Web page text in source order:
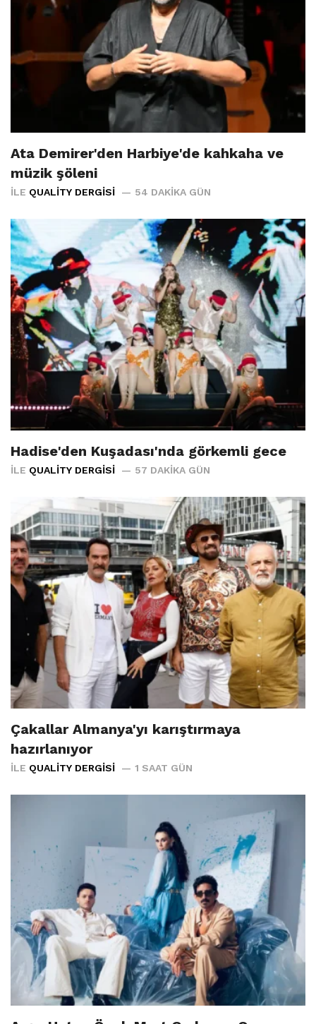
Ata Demirer'den Harbiye'de kahkaha ve
müzik şöleni
İLE QUALITY DERGISI 54 DAKIKA GÜN
Hadise'den Kuşadası'nda görkemli gece
İLE QUALITY DERGISI 57 DAKIKA GÜN
Çakallar Almanya'yı karıştırmaya
hazırlanıyor
İLE QUALITY DERGISI 1 SAAT GÜN